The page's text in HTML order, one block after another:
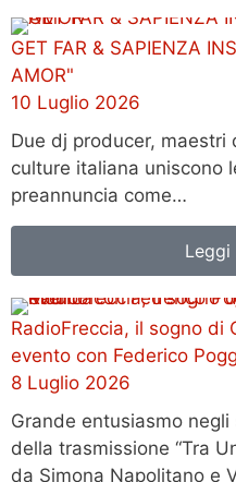
GET FAR & SAPIENZA
AMOR"
10 Luglio 2026
Due dj producer, maestri
culture italiana uniscono
preannuncia come…
RadioFreccia, il sogno di
evento con Federico
8 Luglio 2026
Grande entusiasmo negli
della trasmissione “Tra
da Simona Napolitano e